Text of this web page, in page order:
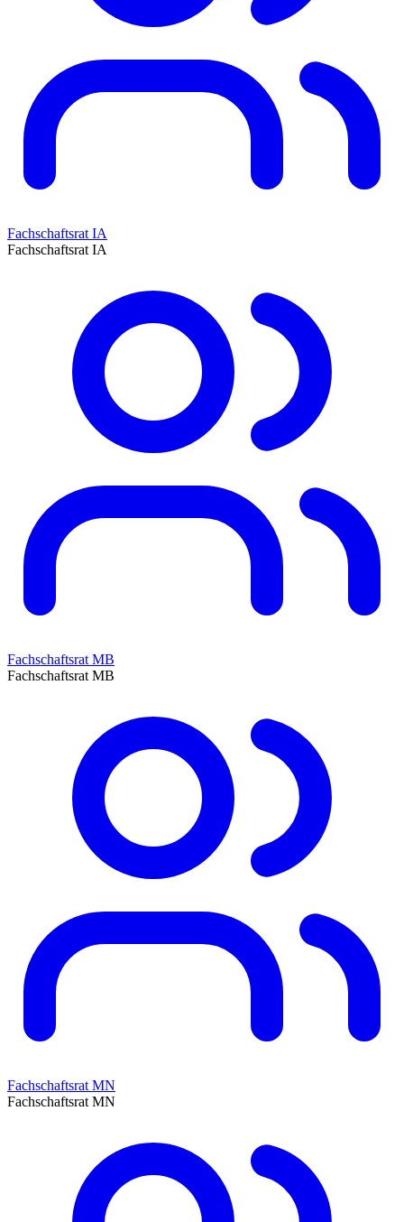
Fachschaftsrat IA
Fachschaftsrat IA
Fachschaftsrat MB
Fachschaftsrat MB
Fachschaftsrat MN
Fachschaftsrat MN